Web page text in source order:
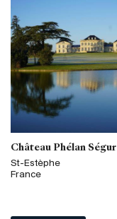
Château Phélan Ségur
St-Estèphe
France